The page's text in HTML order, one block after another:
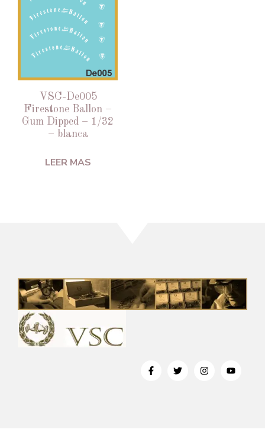
VSC-De005
Firestone Ballon –
Gum Dipped – 1/32
– blanca
LEER MAS